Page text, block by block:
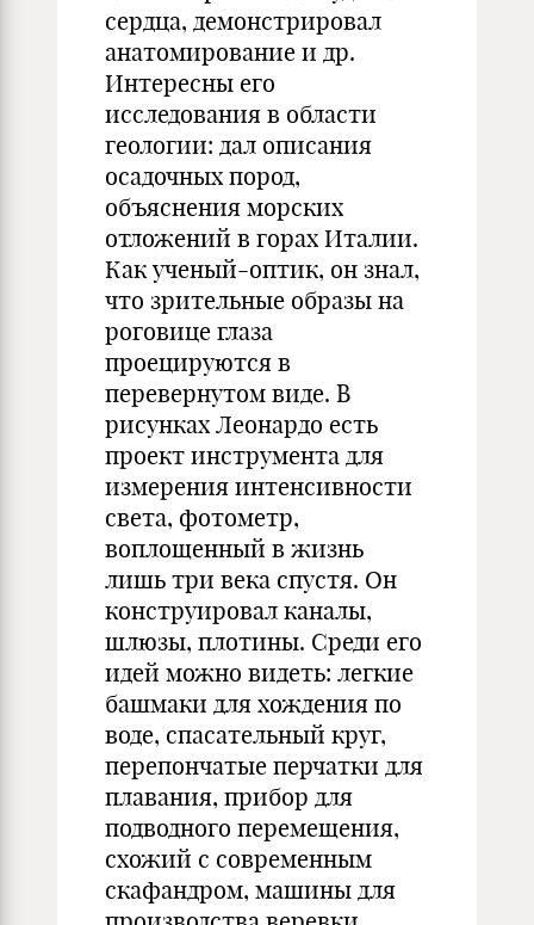
сердца, демонстрировал
анатомирование и др.
Интересны его
исследования в области
геологии: дал описания
осадочных пород,
объяснения морских
отложений в горах Италии.
Как ученый-оптик, он знал,
что зрительные образы на
роговице глаза
проецируются в
перевернутом виде. В
рисунках Леонардо есть
проект инструмента для
измерения интенсивности
света, фотометр,
воплощенный в жизнь
лишь три века спустя. Он
конструировал каналы,
шлюзы, плотины. Среди его
идей можно видеть: легкие
башмаки для хождения по
воде, спасательный круг,
перепончатые перчатки для
плавания, прибор для
подводного перемещения,
схожий с современным
скафандром, машины для